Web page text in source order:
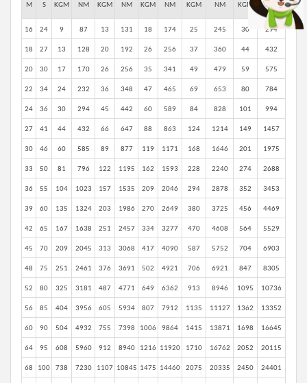
M S KGM NM KGM NM KGM NM KGM NM KGM NM
16 24 9 87 13 131 18 174 25 245 30 294
18 27 13 128 20 192 26 256 37 360 44 432
20 30 17 170 26 256 35 341 49 479 59 575
22 34 24 232 36 348 47 465 69 653 80 784
24 36 30 294 45 442 60 589 84 828 101 994
27 41 44 432 66 647 88 863 124 1214 149 1457
30 46 60 585 89 877 119 1171 168 1646 201 1975
33 50 81 796 122 1195 162 1593 228 2240 274 2688
36 55 104 1023 157 1535 209 2046 294 2878 352 3453
39 60 135 1324 203 1986 270 2649 380 3725 456 4469
42 65 167 1638 251 2457 334 3277 470 4608 564 5529
45 70 209 2045 313 3068 417 4090 587 5752 704 6903
48 75 251 2461 376 3691 502 4921 706 6921 847 8305
52 80 325 3181 487 4771 649 6362 913 8946 1095 10736
56 85 404 3956 605 5934 807 7912 1135 11127 1362 13352
60 90 504 4932 755 7398 1006 9864 1415 13871 1698 16645
64 95 608 5960 912 8940 1216 11920 1710 16762 2052 20115
68 100 738 7230 1107 10845 1475 14460 2075 20335 2450 24401